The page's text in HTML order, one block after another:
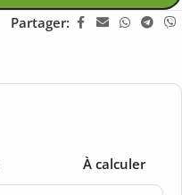
Partager:
À calculer